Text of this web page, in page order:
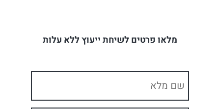
מלאו פרטים לשיחת ייעוץ ללא עלות